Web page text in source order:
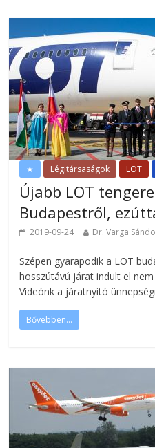
★ Légitársaságok LOT
Újabb LOT
Budapestről,
2019-09-24 Dr. Varga
Szépen gyarapodik a LOT
hosszútávú járat indult el
Videónk a járatnyitó
Bővebben...